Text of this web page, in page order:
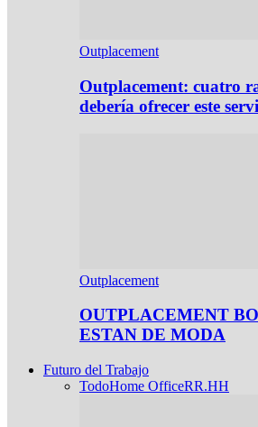
Outplacement
Outplacement: cuatro
debería ofrecer este
Outplacement
OUTPLACEMENT
ESTAN DE MODA
Futuro del Trabajo
TodoHome OfficeRR.HH